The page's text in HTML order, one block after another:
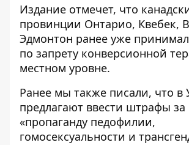
Издание отмечет, что
провинции Онтарио, Квебек,
Эдмонтон ранее уже
по запрету конверсионной
местном уровне.
Ранее мы также писали, что в
предлагают ввести штрафы за
«пропаганду педофилии,
гомосексуальности и